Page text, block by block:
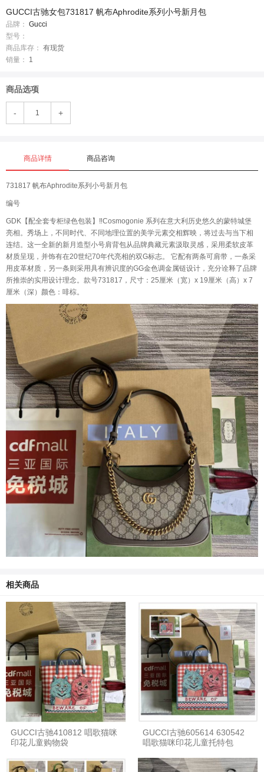
GUCCI古驰女包731817 帆布Aphrodite系列小号新月包
品牌： Gucci
型号：
商品库存： 有现货
销量：
1
商品选项
- +
商品详情 商品咨询
731817 帆布Aphrodite系列小号新月包
编号
GDK【配全套专柜绿色包装】‼️Cosmogonie 系列在意大利历史悠久的蒙特城堡
亮相。秀场上，不同时代、不同地理位置的美学元素交相辉映，将过去与当下相
连结。这一全新的新月造型小号肩背包从品牌典藏元素汲取灵感，采用柔软皮革
材质呈现，并饰有在20世纪70年代亮相的双G标志。 它配有两条可肩带，一条采
用皮革材质，另一条则采用具有辨识度的GG金色调金属链设计，充分诠释了品牌
所推崇的实用设计理念。款号731817，尺寸：25厘米（宽）x 19厘米（高）x 7
厘米（深）颜色：啡棕。
相关商品
GUCCI古驰410812 唱歌猫咪
印花儿童购物袋
GUCCI古驰605614 630542
唱歌猫咪印花儿童托特包